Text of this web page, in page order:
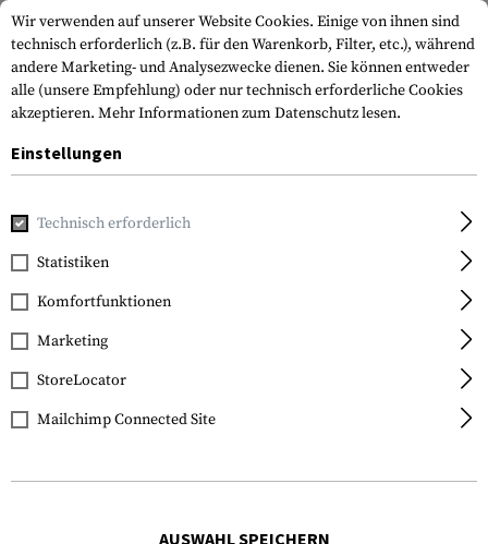
Home Bekleidung Kälteschutz-
FILTER
SALE
Wir verwenden auf unserer Website Cookies. Einige von ihnen sind
technisch erforderlich (z.B. für den Warenkorb, Filter, etc.), während
andere Marketing- und Analysezwecke dienen. Sie können entweder
alle (unsere Empfehlung) oder nur technisch erforderliche Cookies
akzeptieren. Mehr Informationen zum Datenschutz lesen.
Einstellungen
Technisch erforderlich
Statistiken
Komfortfunktionen
Marketing
StoreLocator
Mailchimp Connected Site
AUSWAHL SPEICHERN